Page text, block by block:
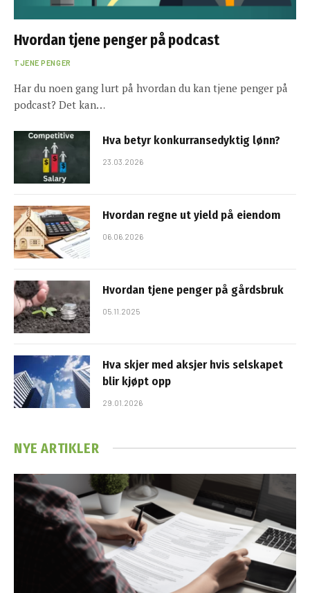
Hvordan tjene penger på podcast
TJENE PENGER
Har du noen gang lurt på hvordan du kan tjene penger på
podcast? Det kan…
Hva betyr konkurransedyktig lønn?
23.03.2026
Hvordan regne ut yield på eiendom
06.06.2026
Hvordan tjene penger på gårdsbruk
05.11.2025
Hva skjer med aksjer hvis selskapet
blir kjøpt opp
29.01.2026
NYE ARTIKLER